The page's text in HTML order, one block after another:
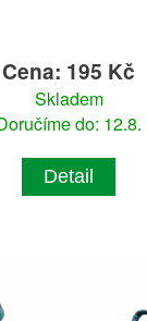
Cena: 195 Kč
Skladem
do: 12.8.
Detail